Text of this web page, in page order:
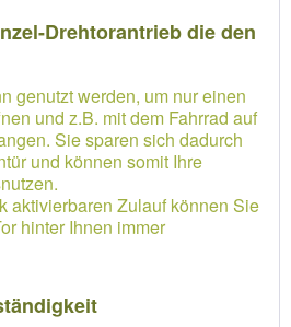
Drehtorantrieb die den
genutzt werden, um nur einen
und z.B. mit dem Fahrrad auf
Sie sparen sich dadurch
und können somit Ihre
aktivierbaren Zulauf können Sie
hinter Ihnen immer